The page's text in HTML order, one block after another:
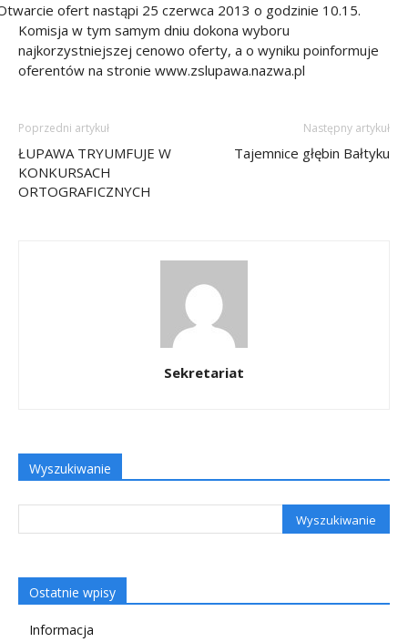
ofert nastąpi 25 czerwca 2013 o godzinie 10.15.
Komisja w tym samym dniu dokona wyboru
najkorzystniejszej cenowo oferty, a o wyniku poinformuje
oferentów na stronie www.zslupawa.nazwa.pl
Poprzedni artykuł
ŁUPAWA TRYUMFUJE W
KONKURSACH
ORTOGRAFICZNYCH
Następny artykuł
Tajemnice głębin Bałtyku
Sekretariat
Wyszukiwanie
Ostatnie wpisy
Informacja